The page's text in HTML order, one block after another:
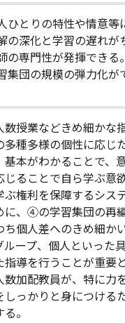
とりの特性や情意等
深化と学習の遅れが
専門性が発揮できる。
団の規模の弾力化が
数授業などきめ細かな
多種多様の個性に応じ
基本がわかることで、
じることで自ら学ぶ意
ぶ権利を保障するシス
、④の学習集団の再
ち個人差へのきめ細か
ループ、個人といった
指導を行うことが重要
数加配教員が、特に力
しっかりと身につける
。